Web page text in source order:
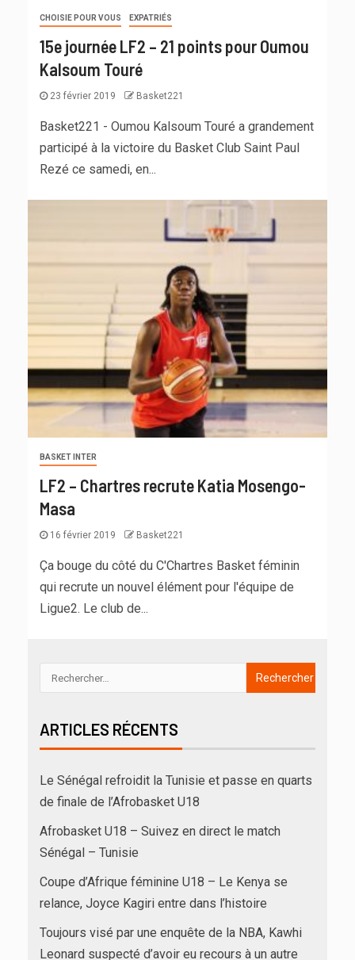
CHOISIE POUR VOUS EXPATRIÉS
15e journée LF2 – 21 points pour Oumou
Kalsoum Touré
23 février 2019 Basket221
Basket221 - Oumou Kalsoum Touré a grandement
participé à la victoire du Basket Club Saint Paul
Rezé ce samedi, en...
BASKET INTER
LF2 – Chartres recrute Katia Mosengo-
Masa
16 février 2019 Basket221
Ça bouge du côté du C'Chartres Basket féminin
qui recrute un nouvel élément pour l'équipe de
Ligue2. Le club de...
ARTICLES RÉCENTS
Le Sénégal refroidit la Tunisie et passe en quarts
de finale de l’Afrobasket U18
Afrobasket U18 – Suivez en direct le match
Sénégal – Tunisie
Coupe d’Afrique féminine U18 – Le Kenya se
relance, Joyce Kagiri entre dans l’histoire
Toujours visé par une enquête de la NBA, Kawhi
Leonard suspecté d’avoir eu recours à un autre